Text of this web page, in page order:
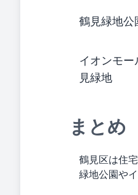
鶴見緑地公
イオンモー
見緑地
まとめ
鶴見区は住
緑地公園や